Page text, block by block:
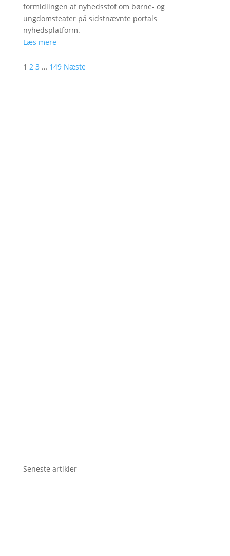
formidlingen af nyhedsstof om børne- og
ungdomsteater på sidstnævnte portals
nyhedsplatform.
Læs mere
1 2 3 … 149 Næste
Seneste artikler